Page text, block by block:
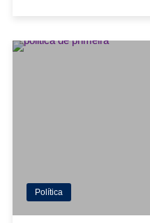
Política